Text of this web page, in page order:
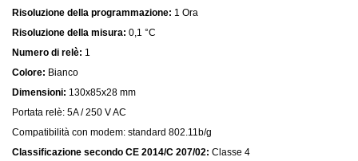
Risoluzione della programmazione: 1 Ora
Risoluzione della misura: 0,1 °C
Numero di relè: 1
Colore: Bianco
Dimensioni: 130x85x28 mm
Portata relè: 5A / 250 V AC
Compatibilità con modem: standard 802.11b/g
Classificazione secondo CE 2014/C 207/02: Classe 4